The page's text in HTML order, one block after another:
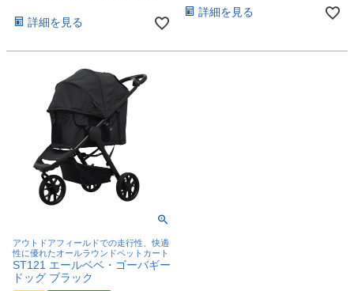
詳細を見る
詳細を見る
アウトドアフィールドでの走行性、快適
性に優れたオールラウンドペットカート
ST121 エールベベ・ゴーバギー
ドッグ ブラック